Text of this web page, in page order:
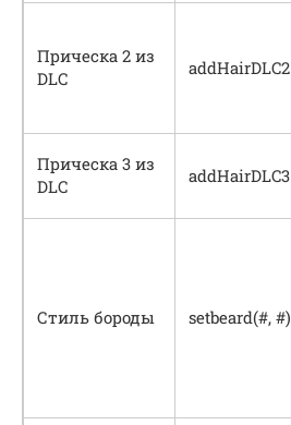
Прическа 2 из
DLC
addHairDLC2
Прическа 3 из
DLC
addHairDLC3
Стиль бороды setbeard(#, #)